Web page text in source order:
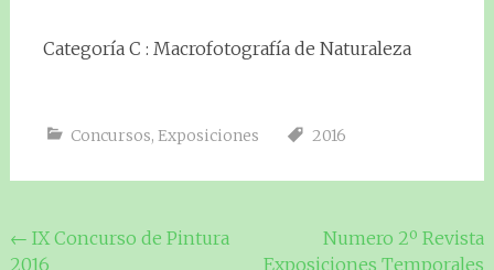
Categoría C : Macrofotografía de Naturaleza
Concursos, Exposiciones 2016
Navegación
← IX Concurso de Pintura
2016
Numero 2º Revista
Exposiciones Temporales